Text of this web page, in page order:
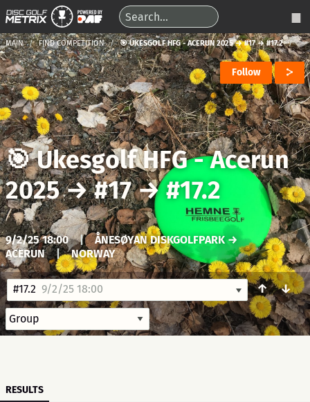
MAIN FIND COMPETITION 🎯 UKESGOLF HFG - ACERUN 2025 → #17 → #17.2
Follow
🎯 Ukesgolf HFG - Acerun
2025→#17→#17.2
9/2/25 18:00 |
ÅNESØYAN DISKGOLFPARK →
ACERUN
| NORWAY
#17.2 9/2/25 18:00 ↑ ↓
RESULTS